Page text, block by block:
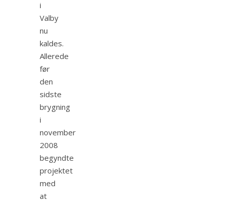
i
Valby
nu
kaldes.
Allerede
før
den
sidste
brygning
i
november
2008
begyndte
projektet
med
at